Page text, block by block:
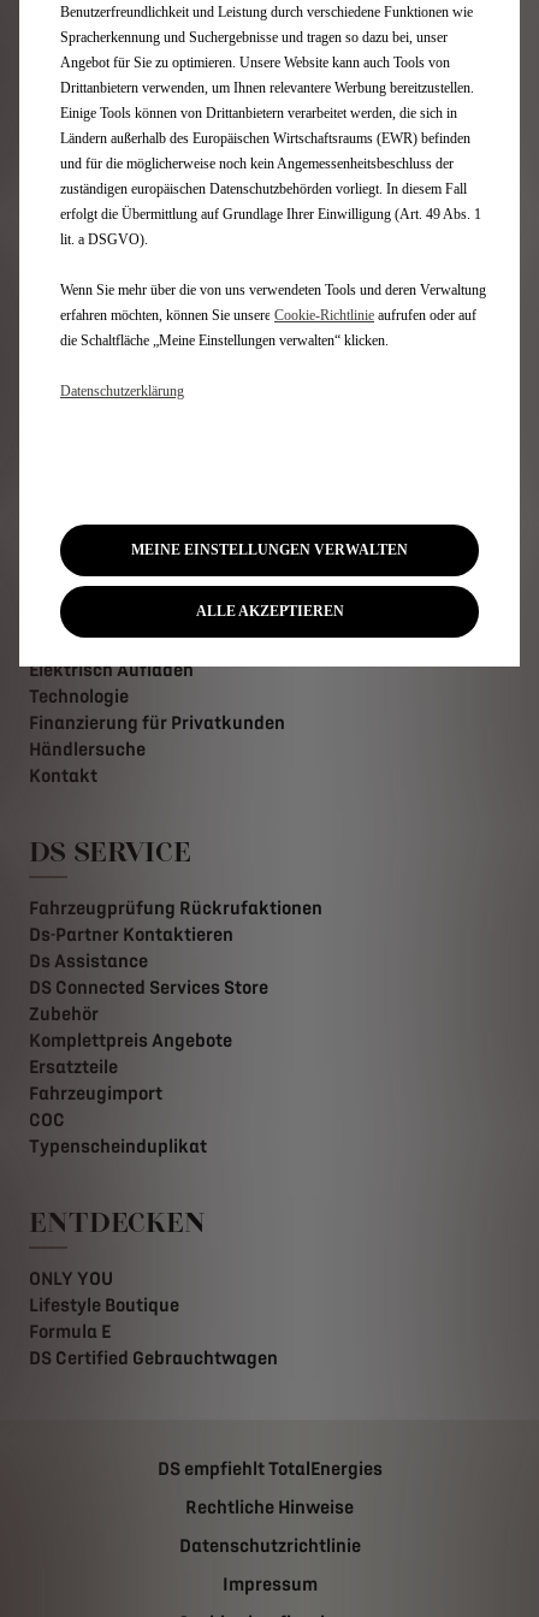
Mehr zum DS E-TENSE PERFORMANCE
Newsletter
Modelle
Elektrofahrzeuge
Plug-In-Hybridfahrzeuge
Hybridfahrzeuge
Limousinen
Preislisten
Konfigurator
DS Modelle für Privatpersonen
Angebote für Businesskunden
Elektrisch Aufladen
Technologie
Finanzierung für Privatkunden
Händlersuche
Kontakt
DS SERVICE
Fahrzeugprüfung Rückrufaktionen
Ds-Partner Kontaktieren
Ds Assistance
DS Connected Services Store
Zubehör
Komplettpreis Angebote
Ersatzteile
Fahrzeugimport
COC
Typenscheinduplikat
ENTDECKEN
ONLY YOU
Lifestyle Boutique
Formula E
DS Certified Gebrauchtwagen
DS empfiehlt TotalEnergies
Rechtliche Hinweise
Datenschutzrichtlinie
Impressum
Benutzerfreundlichkeit und Leistung durch verschiedene Funktionen wie
Spracherkennung und Suchergebnisse und tragen so dazu bei, unser
Angebot für Sie zu optimieren. Unsere Website kann auch Tools von
Drittanbietern verwenden, um Ihnen relevantere Werbung bereitzustellen.
Einige Tools können von Drittanbietern verarbeitet werden, die sich in
Ländern außerhalb des Europäischen Wirtschaftsraums (EWR) befinden
und für die möglicherweise noch kein Angemessenheitsbeschluss der
zuständigen europäischen Datenschutzbehörden vorliegt. In diesem Fall
erfolgt die Übermittlung auf Grundlage Ihrer Einwilligung (Art. 49 Abs. 1
lit. a DSGVO).
Wenn Sie mehr über die von uns verwendeten Tools und deren Verwaltung
erfahren möchten, können Sie unsere Cookie‑Richtlinie aufrufen oder auf
die Schaltfläche „Meine Einstellungen verwalten“ klicken.
Datenschutzerklärung
MEINE EINSTELLUNGEN VERWALTEN
ALLE AKZEPTIEREN